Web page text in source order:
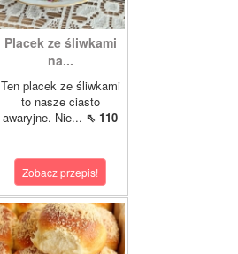
Placek ze śliwkami
na...
Ten placek ze śliwkami
to nasze ciasto
awaryjne. Nie... ⇖ 110
Zobacz przepis!